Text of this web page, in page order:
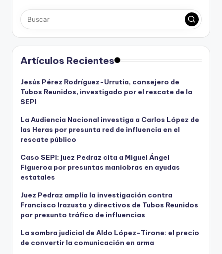
Artículos Recientes
Jesús Pérez Rodríguez-Urrutia, consejero de
Tubos Reunidos, investigado por el rescate de la
SEPI
La Audiencia Nacional investiga a Carlos López de
las Heras por presunta red de influencia en el
rescate público
Caso SEPI: juez Pedraz cita a Miguel Ángel
Figueroa por presuntas maniobras en ayudas
estatales
Juez Pedraz amplía la investigación contra
Francisco Irazusta y directivos de Tubos Reunidos
por presunto tráfico de influencias
La sombra judicial de Aldo López-Tirone: el precio
de convertir la comunicación en arma